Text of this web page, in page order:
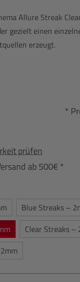
Allure Streak
gezielt einen
erzeugt.
*
prüfen
ab 500€ *
Blue Streaks –
Clear Streaks –